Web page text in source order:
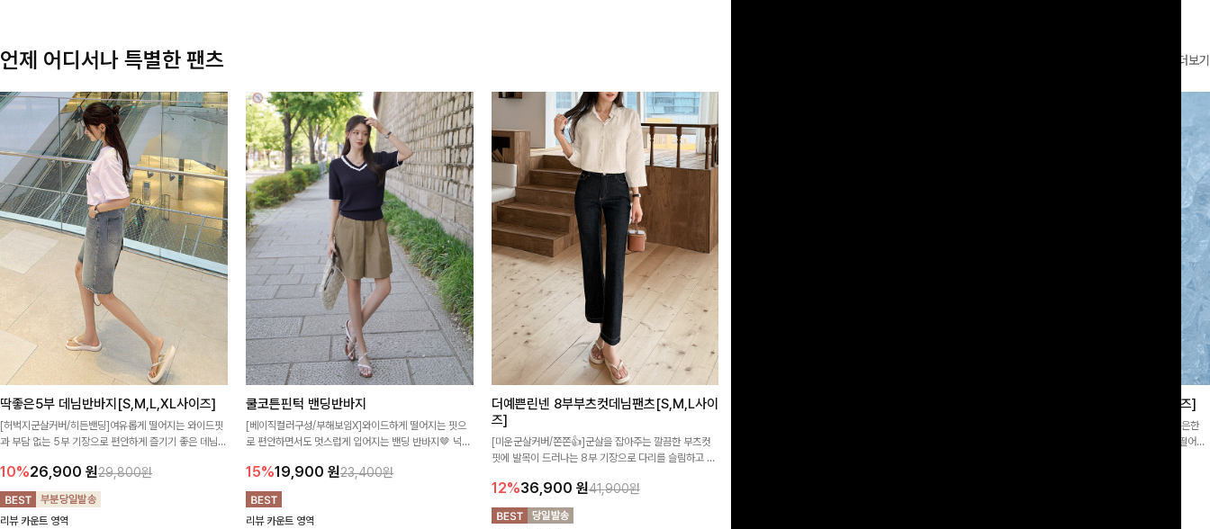
언제 어디서나 특별한 팬츠 더보기
딱좋은5부 데님반바지[S,M,L,XL사이즈]
[허벅지군살커버/히든밴딩]여유롭게 떨어지는 와이드핏
과 부담 없는 5부 기장으로 편안하게 즐기기 좋은 데님
디한 무드로 연출
10%26,900 원29,800원
리뷰 카운트 영역
쿨코튼핀턱 밴딩반바지
[베이직컬러구성/부해보임X]와이드하게 떨어지는 핏으
로 편안하면서도 멋스럽게 입어지는 밴딩 반바지🤎 넉넉
높게 즐겨지는 아이템!
15%19,900 원23,400원
리뷰 카운트 영역
더예쁜린넨 8부부츠컷데님팬츠[S,M,L사이
즈]
[미운군살커버/쫀쫀👍]군살을 잡아주는 깔끔한 부츠컷
핏에 발목이 드러나는 8부 기장으로 다리를 슬림하고 길
요~!
12%36,900 원41,900원
쿨링버튼 8부와이드팬츠[FREE,L사이즈]
[바스락소재💙/8부기장]사이드 버튼 디테일이 은은한
포인트가 되어주는 와이드 팬츠입니다. 여유롭게 떨어지